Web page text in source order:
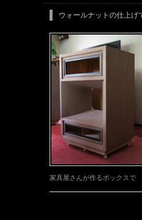
ウォールナットの仕上げ
家具屋さんが作るボックス